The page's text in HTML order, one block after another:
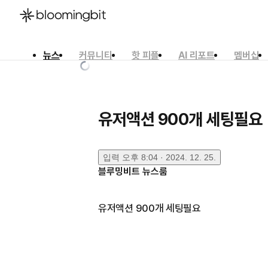
뉴스 커뮤니티 핫 피플 AI 리포트 멤버십
유저액션 900개 세팅필요
입력 오후 8:04 · 2024. 12. 25.
블루밍비트 뉴스룸
유저액션 900개 세팅필요